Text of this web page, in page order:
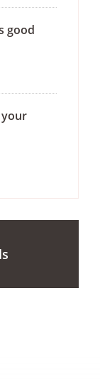
good